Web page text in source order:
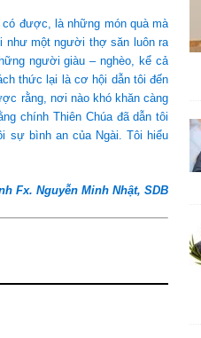
được, là những món quà mà
như một người thợ săn luôn ra
người giàu – nghèo, kể cả
thức lại là cơ hội dẫn tôi đến
rằng, nơi nào khó khăn càng
chính Thiên Chúa đã dẫn tôi
sự bình an của Ngài. Tôi hiểu
Fx. Nguyễn Minh Nhật, SDB